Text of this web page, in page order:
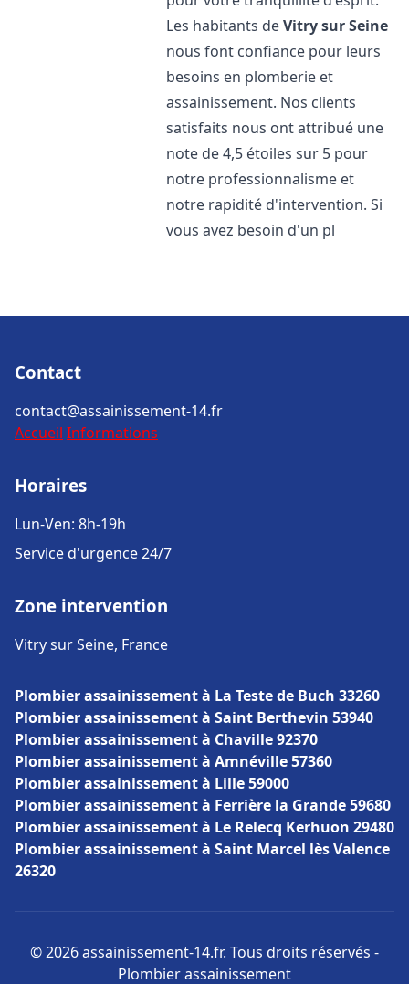
Les habitants deVitry sur Seine
nous font confiance pour leurs
besoins en plomberie et
assainissement. Nos clients
satisfaits nous ont attribué une
note de 4,5 étoiles sur 5 pour
notre professionnalisme et
notre rapidité d'intervention. Si
vous avez besoin d'un pl
Contact
contact@assainissement-14.fr
Accueil Informations
Horaires
Lun-Ven: 8h-19h
Service d'urgence 24/7
Zone intervention
Vitry sur Seine, France
Plombier assainissement à La Teste de Buch 33260
Plombier assainissement à Saint Berthevin 53940
Plombier assainissement à Chaville 92370
Plombier assainissement à Amnéville 57360
Plombier assainissement à Lille 59000
Plombier assainissement à Ferrière la Grande 59680
Plombier assainissement à Le Relecq Kerhuon 29480
Plombier assainissement à Saint Marcel lès Valence
26320
© 2026 assainissement-14.fr. Tous droits réservés -
Plombier assainissement